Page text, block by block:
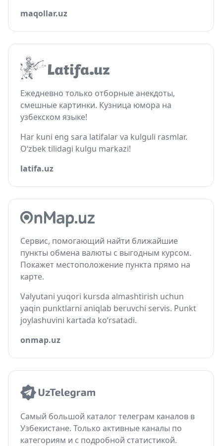
maqollar.uz
Ежедневно только отборные анекдоты,
смешные картинки. Кузница юмора на
узбекском языке!
Har kuni eng sara latifalar va kulguli rasmlar.
O‘zbek tilidagi kulgu markazi!
latifa.uz
Сервис, помогающий найти ближайшие
пункты обмена валюты с выгодным курсом.
Покажет местоположение пункта прямо на
карте.
Valyutani yuqori kursda almashtirish uchun
yaqin punktlarni aniqlab beruvchi servis. Punkt
joylashuvini kartada ko‘rsatadi.
onmap.uz
Самый большой каталог телеграм каналов в
Узбекистане. Только активные каналы по
категориям и с подробной статистикой.